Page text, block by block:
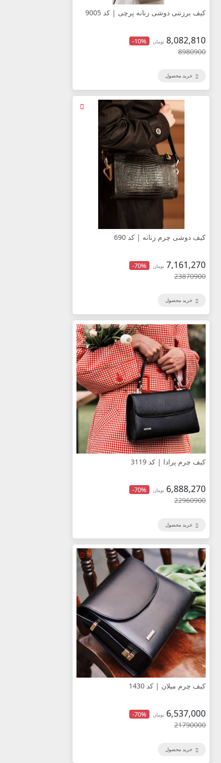
کیف برزنتی دوشی زنانه پرچی | کد 9005
8,082,810 تومان -10%
8980900
خرید محصول
کیف دوشی چرم زنانه | کد 690
7,161,270 تومان -70%
23870900
خرید محصول
کیف چرم پرادا | کد 3119
6,888,270 تومان -70%
22960900
خرید محصول
کیف چرم میلان | کد 1430
6,537,000 تومان -70%
21790000
خرید محصول